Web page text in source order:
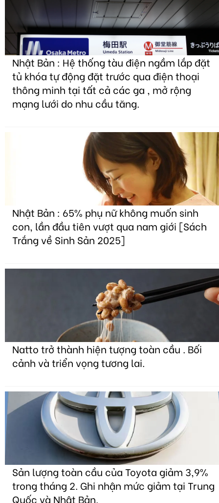
Nhật Bản : Hệ thống tàu điện ngầm lắp đặt
tủ khóa tự động đặt trước qua điện thoại
thông minh tại tất cả các ga , mở rộng
mạng lưới do nhu cầu tăng.
Nhật Bản : 65% phụ nữ không muốn sinh
con, lần đầu tiên vượt qua nam giới [Sách
Trắng về Sinh Sản 2025]
Natto trở thành hiện tượng toàn cầu . Bối
cảnh và triển vọng tương lai.
Sản lượng toàn cầu của Toyota giảm 3,9%
trong tháng 2. Ghi nhận mức giảm tại Trung
Quốc và Nhật Bản.